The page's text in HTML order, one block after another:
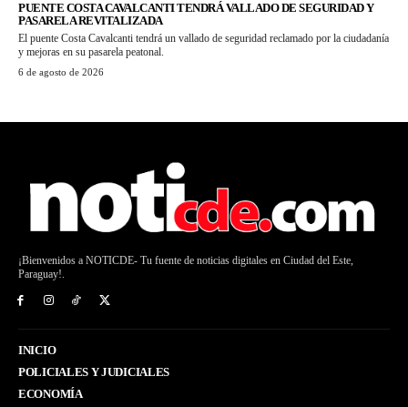
PUENTE COSTA CAVALCANTI TENDRÁ VALLADO DE SEGURIDAD Y
PASARELA REVITALIZADA
El puente Costa Cavalcanti tendrá un vallado de seguridad reclamado por la ciudadanía
y mejoras en su pasarela peatonal.
6 de agosto de 2026
¡Bienvenidos a NOTICDE- Tu fuente de noticias digitales en Ciudad del Este,
Paraguay!.
INICIO
POLICIALES Y JUDICIALES
ECONOMÍA